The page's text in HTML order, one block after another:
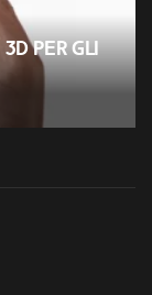
per gli